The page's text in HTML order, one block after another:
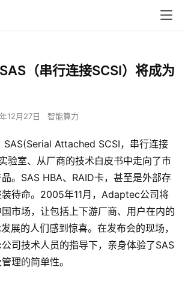
（串行连接SCSI）将成为
12月27日 智能算力
Attached SCSI，串行连接
验室、从厂商的技术白皮书中走向了市
。SAS HBA、RAID卡，甚至是外部存
待命。2005年11月，Adaptec公司将
市场，让包括上下游厂商、用户在内的
展的人们感到惊喜。在发布会的现场，
司技术人员的指导下，亲身体验了SAS
理的简单性。